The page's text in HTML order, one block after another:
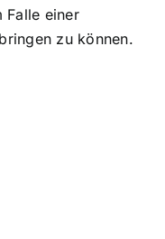
Falle einer
zu können.